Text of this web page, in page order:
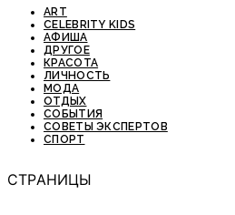
ART
CELEBRITY KIDS
АФИША
ДРУГОЕ
КРАСОТА
ЛИЧНОСТЬ
МОДА
ОТДЫХ
СОБЫТИЯ
СОВЕТЫ ЭКСПЕРТОВ
СПОРТ
СТРАНИЦЫ